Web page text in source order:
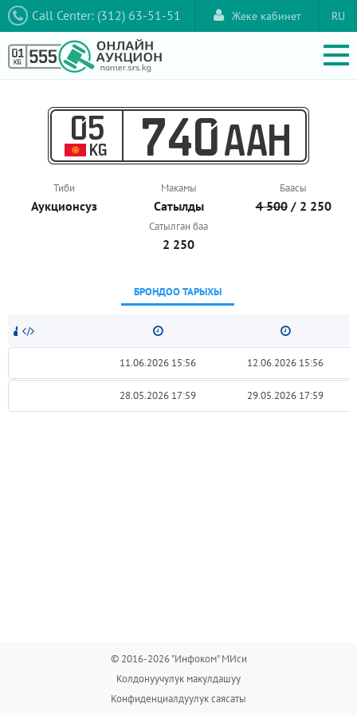
Call Center: (312) 63-51-51 RU
Жеке кабинет
05
KG 740 AAH
Тиби
Аукционcуз
Макамы
Сатылды
Баасы
4 500/ 2 250
Сатылган баа
2 250
БРОНДОО ТАРЫХЫ
11.06.2026 15:56 12.06.2026 15:56
28.05.2026 17:59 29.05.2026 17:59
© 2016-2026 "Инфоком" МИси
Колдонуучулук макулдашуу
Конфиденциалдуулук саясаты